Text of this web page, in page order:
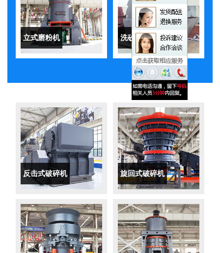
立式磨粉机 洗砂机
反击式破碎机 旋回式破碎机